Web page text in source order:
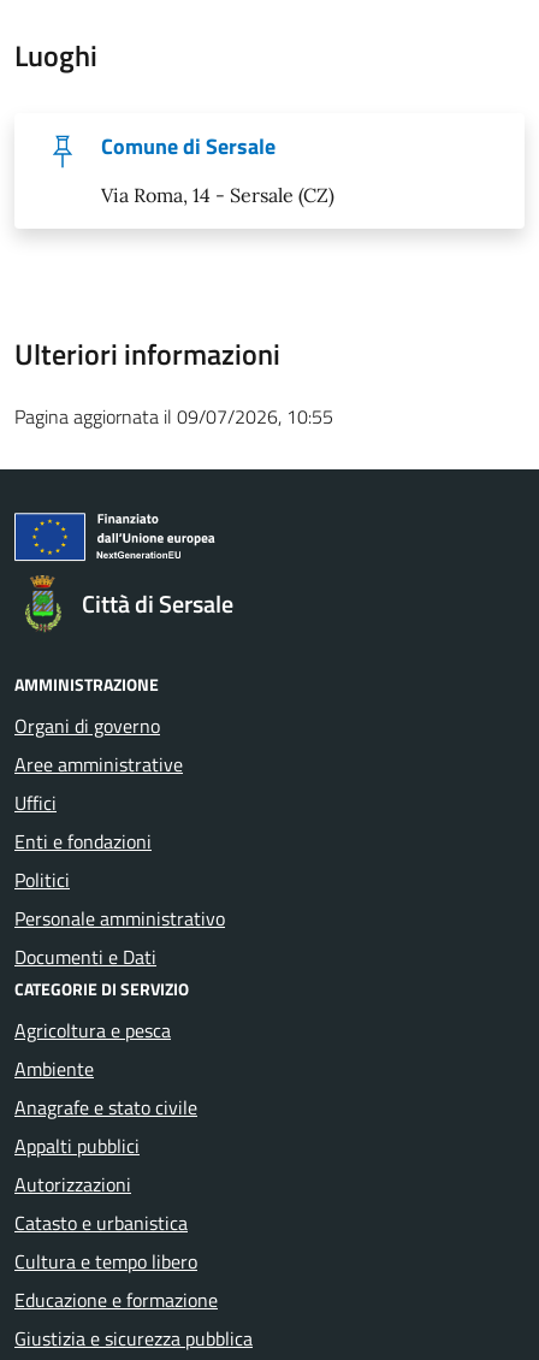
Luoghi
Comune di Sersale
Via Roma, 14 - Sersale (CZ)
Ulteriori informazioni
Pagina aggiornata il 09/07/2026, 10:55
Città di Sersale
AMMINISTRAZIONE
Organi di governo
Aree amministrative
Uffici
Enti e fondazioni
Politici
Personale amministrativo
Documenti e Dati
CATEGORIE DI SERVIZIO
Agricoltura e pesca
Ambiente
Anagrafe e stato civile
Appalti pubblici
Autorizzazioni
Catasto e urbanistica
Cultura e tempo libero
Educazione e formazione
Giustizia e sicurezza pubblica